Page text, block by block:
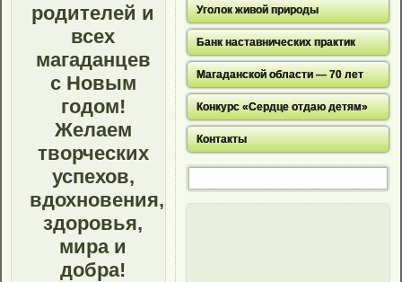
родителей и
всех
магаданцев
с Новым
годом!
Желаем
творческих
успехов,
вдохновения,
здоровья,
мира и
добра!
Уголок живой природы
Банк наставнических практик
Магаданской области — 70 лет
Конкурс «Сердце отдаю детям»
Контакты